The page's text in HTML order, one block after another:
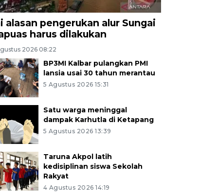
alasan pengerukan alur Sungai
harus dilakukan
2026 08:22
BP3MI Kalbar pulangkan PMI
lansia usai 30 tahun merantau
5 Agustus 2026 15:31
Satu warga meninggal
dampak Karhutla di Ketapang
5 Agustus 2026 13:39
Taruna Akpol latih
kedisiplinan siswa Sekolah
Rakyat
4 Agustus 2026 14:19